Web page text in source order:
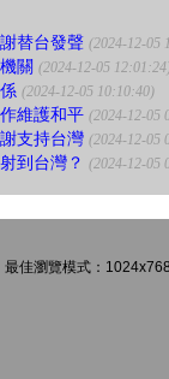
替台發聲 (2024-12-05
關 (2024-12-05
(2024-12-05 10:10:40)
維護和平 (2024-12-05
支持台灣 (2024-12-05
到台灣？ (2024-12-05
最佳瀏覽模式：